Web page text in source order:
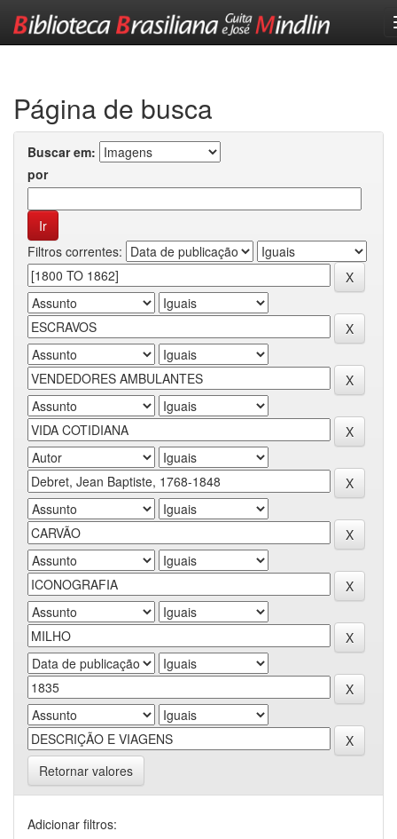
Página de busca
Buscar em:
por
Filtros correntes:
Retornar valores
Adicionar filtros: